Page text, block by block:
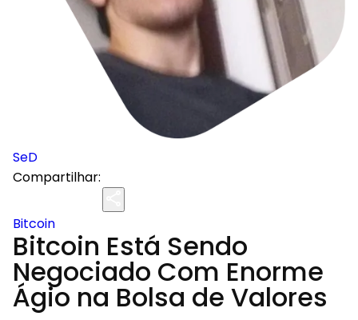
SeD
Compartilhar:
Bitcoin
Bitcoin Está Sendo
Negociado Com Enorme
Ágio na Bolsa de Valores